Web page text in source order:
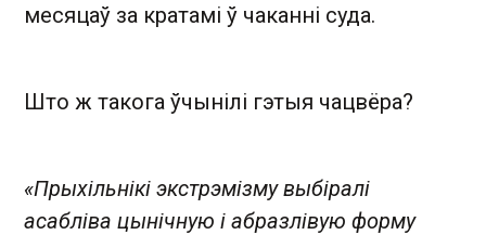
месяцаў за кратамі ў чаканні суда.
Што ж такога ўчынілі гэтыя чацвёра?
«Прыхільнікі экстрэмізму выбіралі
асабліва цынічную і абразлівую форму